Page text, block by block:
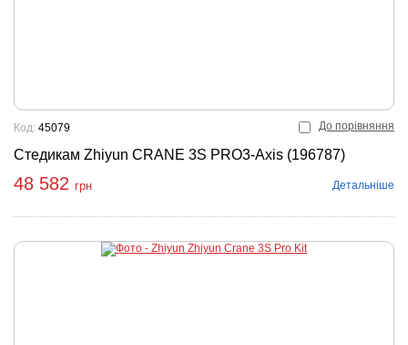
До порівняння
Стедикам Zhiyun CRANE 3S PRO3-Axis (196787)
Код: 45079
48 582 грн Детальніше